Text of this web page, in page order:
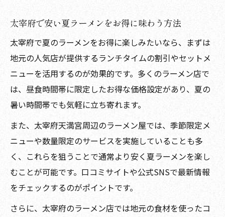
太宰府で安い夏ラーメンをお得に味わう方法
太宰府で夏のラーメンをお得に楽しみたいなら、まずは
地元の人気店が提供するランチタイムの割引やセットメ
ニューを活用するのが効果的です。多くのラーメン店で
は、昼食時間帯に限定したお得な価格設定があり、夏の
暑い時間帯でも気軽に立ち寄れます。
また、太宰府天満宮周辺のラーメン屋では、季節限定メ
ニューや数量限定のサービスを実施していることも多
く、これらを狙うことで通常より安く夏ラーメンを楽し
むことが可能です。口コミサイトや公式SNSで最新情報
をチェックするのがポイントです。
さらに、太宰府のラーメン店では地元の食材を使ったコ